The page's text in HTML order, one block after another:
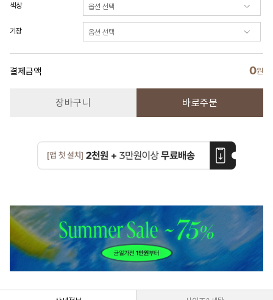
색상
기장
결제금액 0원
장바구니 바로주문